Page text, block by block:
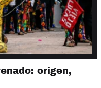
origen,